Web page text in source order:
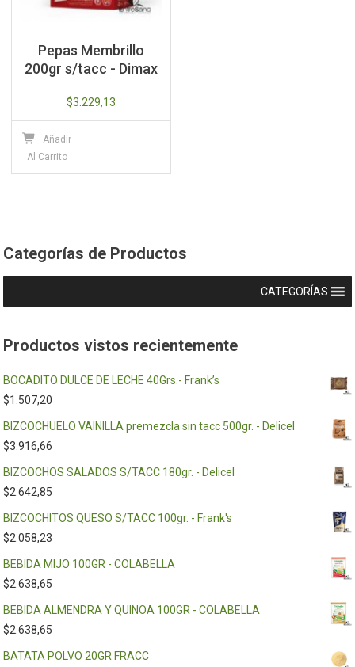
Pepas Membrillo
200gr s/tacc - Dimax
$3.229,13
Añadir
Al Carrito
Categorías de Productos
CATEGORÍAS
Productos vistos recientemente
BOCADITO DULCE DE LECHE 40Grs.- Frank’s
$1.507,20
BIZCOCHUELO VAINILLA premezcla sin tacc 500gr. - Delicel
$3.916,66
BIZCOCHOS SALADOS S/TACC 180gr. - Delicel
$2.642,85
BIZCOCHITOS QUESO S/TACC 100gr. - Frank's
$2.058,23
BEBIDA MIJO 100GR - COLABELLA
$2.638,65
BEBIDA ALMENDRA Y QUINOA 100GR - COLABELLA
$2.638,65
BATATA POLVO 20GR FRACC